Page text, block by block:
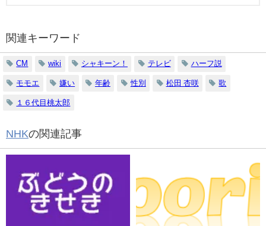
関連キーワード
CM wiki シャキーン！ テレビ ハーフ説
モモエ 嫌い 年齢 性別 松田 杏咲 歌
１６代目桃太郎
NHKの関連記事